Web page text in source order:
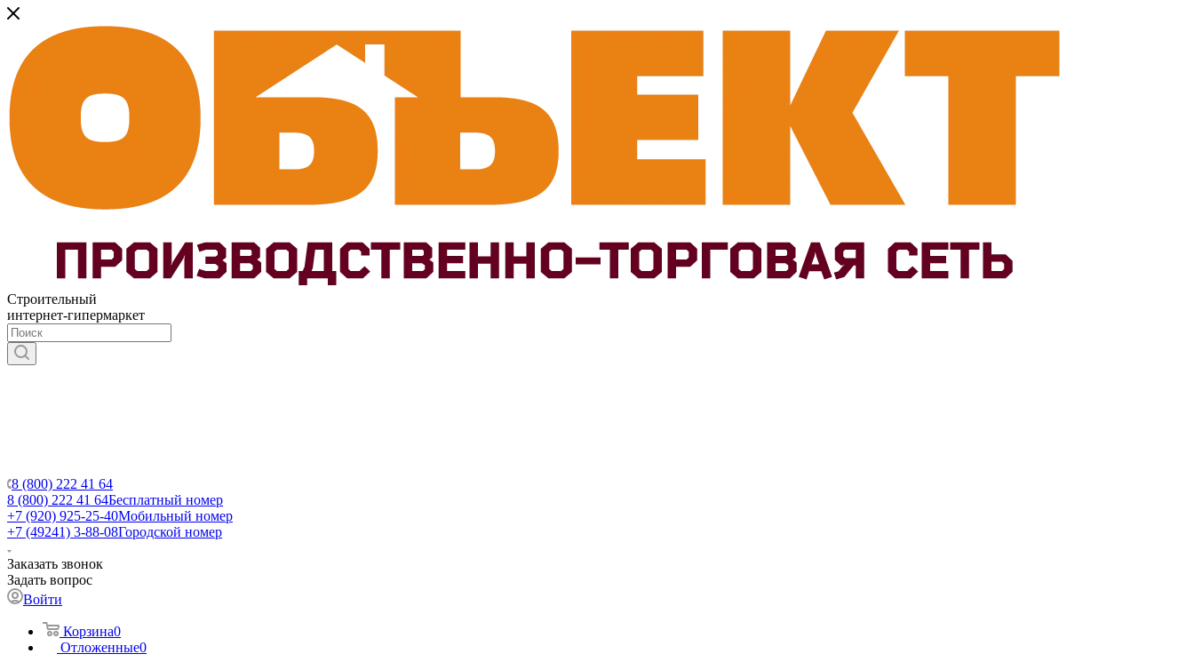
Строительный
интернет-гипермаркет
8 (800) 222 41 64
8 (800) 222 41 64Бесплатный номер
+7 (920) 925-25-40Мобильный номер
+7 (49241) 3-88-08Городской номер
Заказать звонок
Задать вопрос
Войти
Корзина0
Отложенные0